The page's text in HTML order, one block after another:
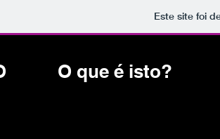
Este site foi
O que é isto?